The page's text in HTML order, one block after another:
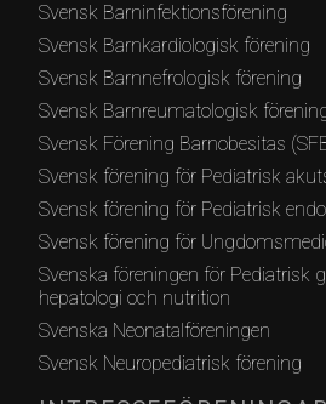
Svensk Barninfektionsförening
Svensk Barnkardiologisk förening
Svensk Barnnefrologisk förening
Svensk Barnreumatologisk
Svensk Förening Barnobesitas
Svensk förening för Pediatrisk
Svensk förening för Pediatrisk
Svensk förening för
Svenska föreningen för Pediatrisk
hepatologi och nutrition
Svenska Neonatalföreningen
Svensk Neuropediatrisk förening